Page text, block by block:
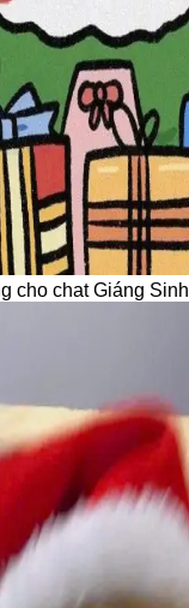
cho chat Giáng Sinh